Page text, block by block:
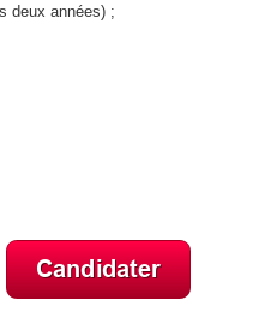
deux années) ;